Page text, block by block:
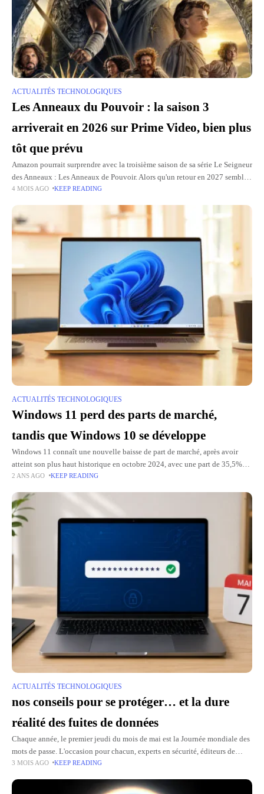
ACTUALITÉS TECHNOLOGIQUES
Les Anneaux du Pouvoir : la saison 3
arriverait en 2026 sur Prime Video, bien plus
tôt que prévu
Amazon pourrait surprendre avec la troisième saison de sa série Le Seigneur
des Anneaux : Les Anneaux de Pouvoir. Alors qu'un retour en 2027 semblait
jusqu'à présent le scénario le
4 MOIS AGO KEEP READING
ACTUALITÉS TECHNOLOGIQUES
Windows 11 perd des parts de marché,
tandis que Windows 10 se développe
Windows 11 connaît une nouvelle baisse de part de marché, après avoir
atteint son plus haut historique en octobre 2024, avec une part de 35,5%
selon les données de Compteur
2 ANS AGO KEEP READING
ACTUALITÉS TECHNOLOGIQUES
nos conseils pour se protéger… et la dure
réalité des fuites de données
Chaque année, le premier jeudi du mois de mai est la Journée mondiale des
mots de passe. L'occasion pour chacun, experts en sécurité, éditeurs de
logiciels, médias tech, de rappeler
3 MOIS AGO KEEP READING